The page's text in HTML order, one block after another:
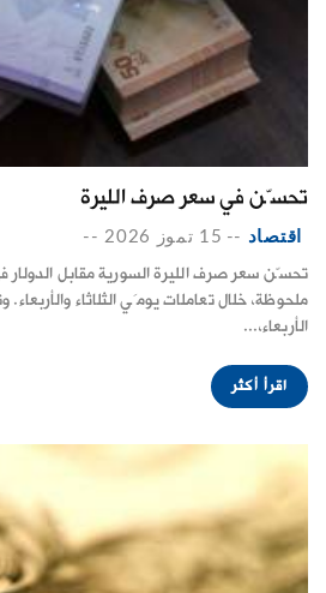
تحسّن في سعر صرف الليرة
اقتصاد -- 15 تموز 2026 --
تحسّن سعر صرف الليرة السورية مقابل الدولار
الأربعاء،...
اقرأ أكثر